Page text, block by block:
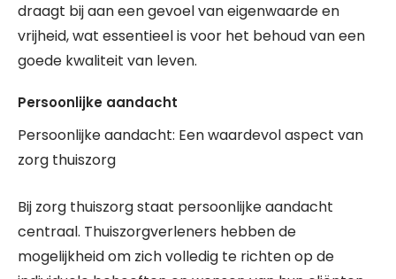
draagt bij aan een gevoel van eigenwaarde en
vrijheid, wat essentieel is voor het behoud van een
goede kwaliteit van leven.
Persoonlijke aandacht
Persoonlijke aandacht: Een waardevol aspect van
zorg thuiszorg
Bij zorg thuiszorg staat persoonlijke aandacht
centraal. Thuiszorgverleners hebben de
mogelijkheid om zich volledig te richten op de